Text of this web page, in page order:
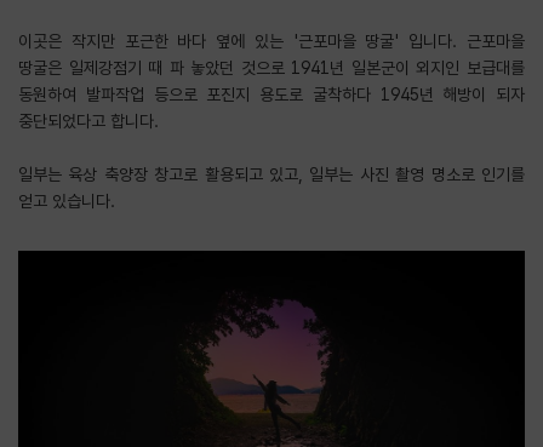
​이곳은 작지만 포근한 바다 옆에 있는 '근포마을 땅굴' 입니다. 근포마을
땅굴은 일제강점기 때 파 놓았던 것으로 1941년 일본군이 외지인 보급대를
동원하여 발파작업 등으로 포진지 용도로 굴착하다 1945년 해방이 되자
중단되었다고 합니다.
​일부는 육상 축양장 창고로 활용되고 있고, 일부는 사진 촬영 명소로 인기를
얻고 있습니다.